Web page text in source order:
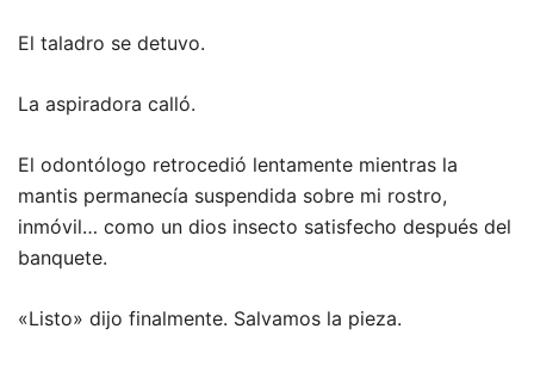
El taladro se detuvo.
La aspiradora calló.
El odontólogo retrocedió lentamente mientras la
mantis permanecía suspendida sobre mi rostro,
inmóvil… como un dios insecto satisfecho después del
banquete.
«Listo» dijo finalmente. Salvamos la pieza.